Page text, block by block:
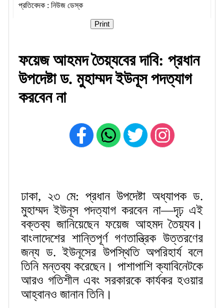
প্রতিবেদক : নিউজ ডেস্ক
Print
ফয়েজ আহমদ তৈয়্যবের দাবি: প্রধান
উপদেষ্টা ড. মুহাম্মদ ইউনূস পদত্যাগ
করবেন না
ঢাকা, ২৩ মে: প্রধান উপদেষ্টা অধ্যাপক ড.
মুহাম্মদ ইউনূস পদত্যাগ করবেন না—দৃঢ় এই
বক্তব্য জানিয়েছেন ফয়েজ আহমদ তৈয়্যব।
বাংলাদেশের শান্তিপূর্ণ গণতান্ত্রিক উত্তরণের
জন্য ড. ইউনূসের উপস্থিতি অপরিহার্য বলে
তিনি মন্তব্য করেছেন। পাশাপাশি ক্যাবিনেটকে
আরও গতিশীল এবং সরকারকে কার্যকর হওয়ার
আহ্বানও জানান তিনি।